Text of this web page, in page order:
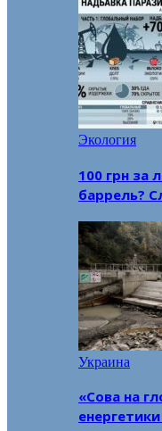
Экология
100 грн за
баррель?
Украина
«Сова на